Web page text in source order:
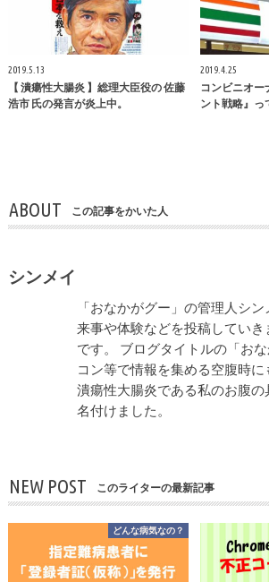
2019.5.13
【 潰瘍性大腸炎 】総理大臣役の 佐藤
浩市 氏の発言が炎上中。
2019.4.25
コンビニオ
ント戦略』っ
ABOUT この記事をかいた人
シンメイ
「おなかがグー」の管理人シ
来事や体験などを投稿していき
です。 ブログタイトルの「お
コン等で情報を集める空腹時に
潰瘍性大腸炎である私のお腹の
名付けました。
NEW POST このライターの最新記事
どんな病気なの？